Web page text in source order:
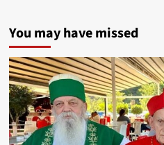
You may have missed